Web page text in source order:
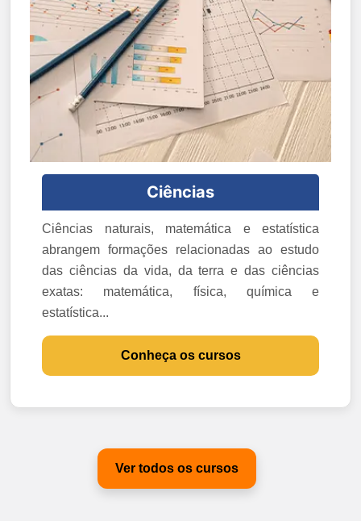
Ciências
Ciências naturais, matemática e estatística
abrangem formações relacionadas ao estudo
das ciências da vida, da terra e das ciências
exatas: matemática, física, química e
estatística...
Conheça os cursos
Ver todos os cursos